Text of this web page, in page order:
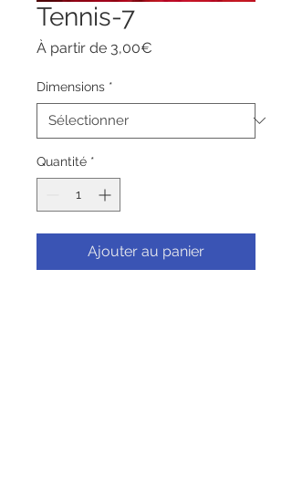
Tennis-7
À partir de 3,00€
Dimensions *
Quantité *
Ajouter au panier